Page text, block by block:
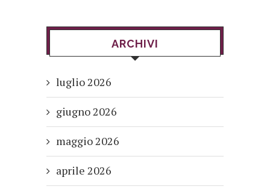
ARCHIVI
luglio 2026
giugno 2026
maggio 2026
aprile 2026